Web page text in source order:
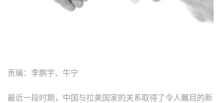
责编：李鹏宇、牛宁
最近一段时期，中国与拉美国家的关系取得了令人瞩目的新